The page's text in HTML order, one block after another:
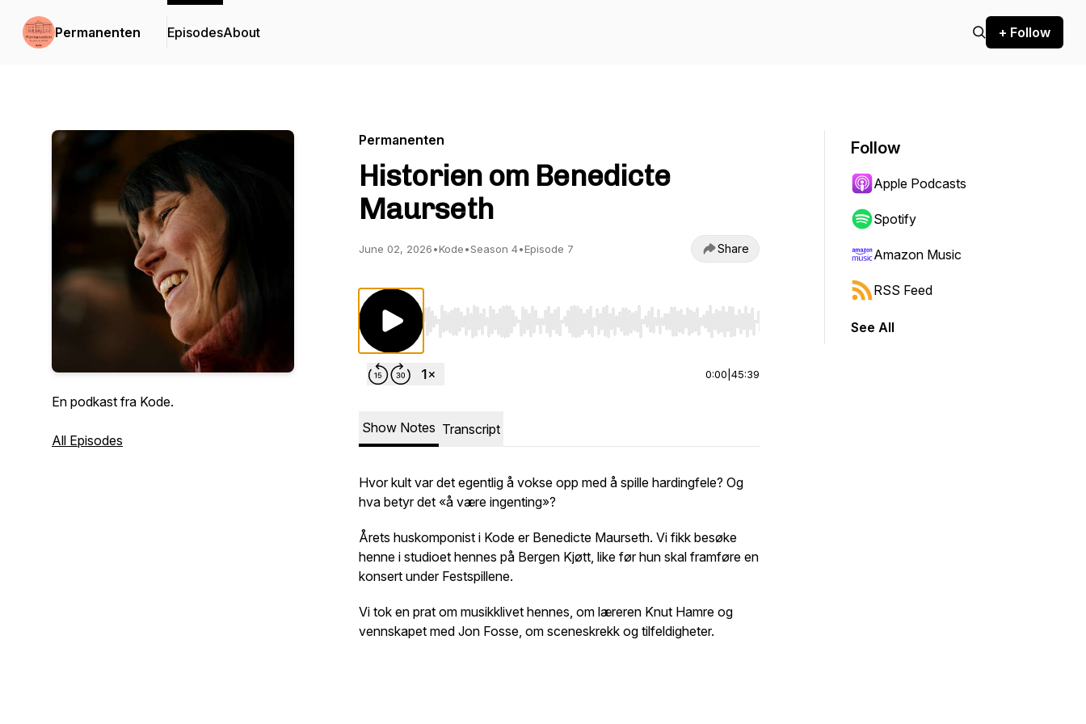
Permanenten EpisodesAbout + Follow
En podkast fra Kode.
All Episodes
Permanenten
Historien om Benedicte
Maurseth
June 02, 2026•Kode•Season 4•Episode 7 Share
Use Left/Right to seek, Home/End to jump to start or end. Hold shift to jump forward or backward.
0:00 45:39
Show Notes Transcript
Hvor kult var det egentlig å vokse opp med å spille hardingfele? Og
hva betyr det «å være ingenting»?
Årets huskomponist i Kode er Benedicte Maurseth. Vi fikk besøke
henne i studioet hennes på Bergen Kjøtt, like før hun skal framføre en
konsert under Festspillene.
Vi tok en prat om musikklivet hennes, om læreren Knut Hamre og
vennskapet med Jon Fosse, om sceneskrekk og tilfeldigheter.
Follow
Apple Podcasts
Spotify
Amazon Music
RSS Feed
See All